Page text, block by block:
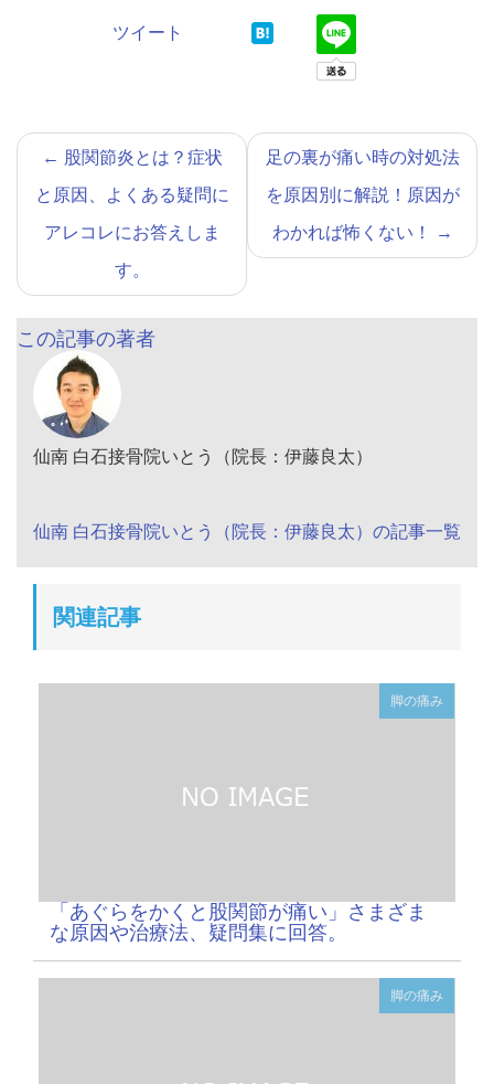
ツイート
← 股関節炎とは？症状
と原因、よくある疑問に
アレコレにお答えしま
す。
足の裏が痛い時の対処法
を原因別に解説！原因が
わかれば怖くない！
→
この記事の著者
仙南 白石接骨院いとう（院長：伊藤良太）
仙南 白石接骨院いとう（院長：伊藤良太）の記事一覧
関連記事
脚の痛み
「あぐらをかくと股関節が痛い」さまざま
な原因や治療法、疑問集に回答。
脚の痛み